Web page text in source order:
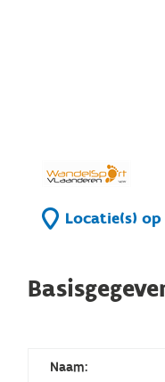
Locatie(s)
Naam: